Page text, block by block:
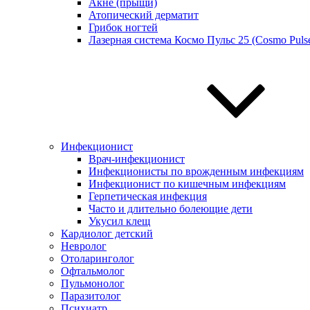
Акне (прыщи)
Атопический дерматит
Грибок ногтей
Лазерная система Космо Пульс 25 (Cosmo
Инфекционист
Врач-инфекционист
Инфекционисты по врожденным инфекциям
Инфекционист по кишечным инфекциям
Герпетическая инфекция
Часто и длительно болеющие дети
Укусил клещ
Кардиолог детский
Невролог
Отоларинголог
Офтальмолог
Пульмонолог
Паразитолог